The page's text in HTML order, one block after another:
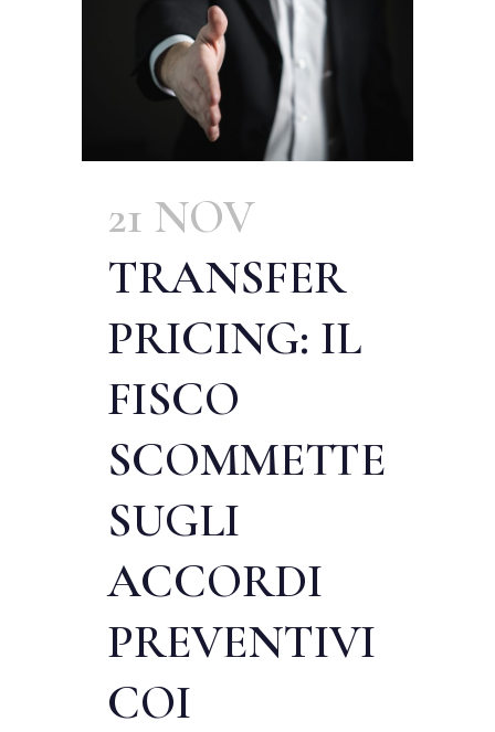
21 NOV
TRANSFER
PRICING: IL
FISCO
SCOMMETTE
SUGLI
ACCORDI
PREVENTIVI
COI